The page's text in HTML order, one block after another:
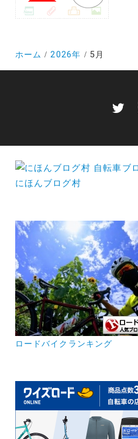
ホーム 2026年 5月
にほんブログ村
ロードバイクランキング